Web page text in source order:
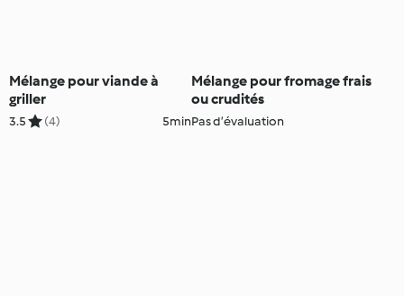
Mélange pour viande à
griller
3.5 (4) 5min
Mélange pour fromage frais
ou crudités
Pas d’évaluation